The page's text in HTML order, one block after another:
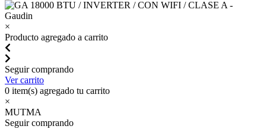
×
Producto agregado a carrito
Seguir comprando
Ver carrito
0 item(s) agregado tu carrito
×
MUTMA
Seguir comprando